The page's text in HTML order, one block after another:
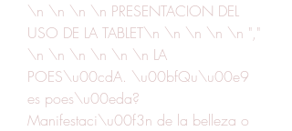
\n \n \n \n PRESENTACION DEL
USO DE LA TABLET\n \n \n \n \n ","
\n \n \n \n \n \n LA
POES\u00cdA. \u00bfQu\u00e9
es poes\u00eda?
Manifestaci\u00f3n de la belleza o